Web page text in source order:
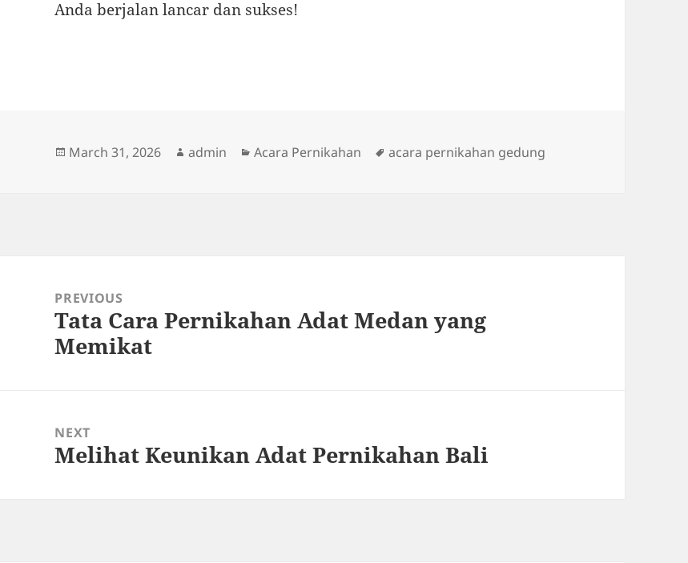
Anda berjalan lancar dan sukses!
Posted
March 31, 2026 Author
admin Categories
Acara Pernikahan Tags
acara pernikahan gedung
navigationPREVIOUS
Previous
post:
Tata Cara Pernikahan Adat Medan yang
Memikat
NEXT
Next
Melihat Keunikan Adat Pernikahan Bali